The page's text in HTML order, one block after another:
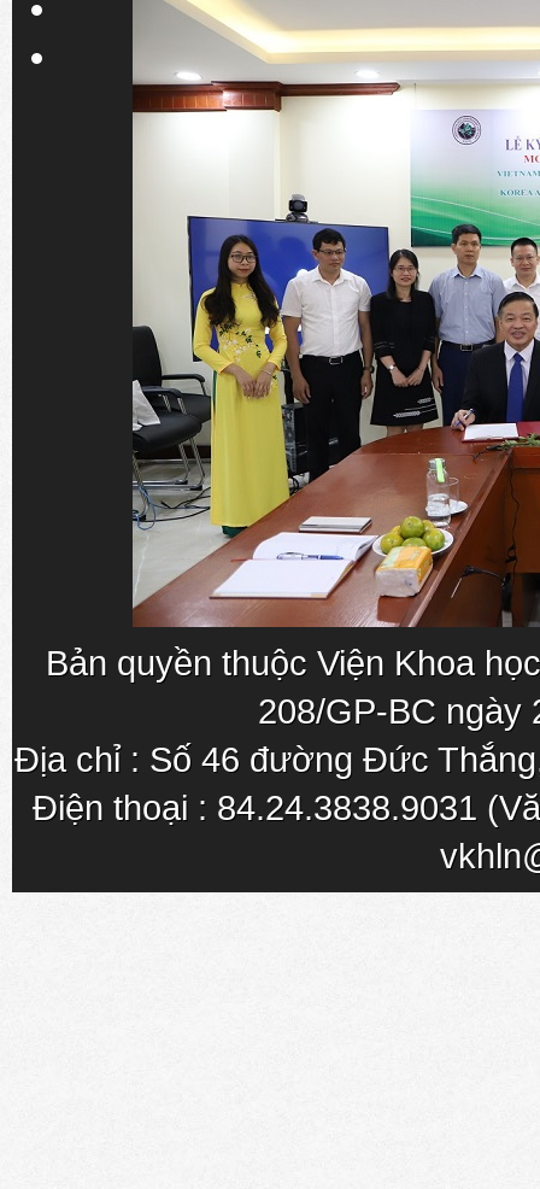
Bản quyền thuộc Viện Khoa
208/GP-BC ngày
Địa chỉ : Số 46 đường Đức
Điện thoại : 84.24.3838.9031